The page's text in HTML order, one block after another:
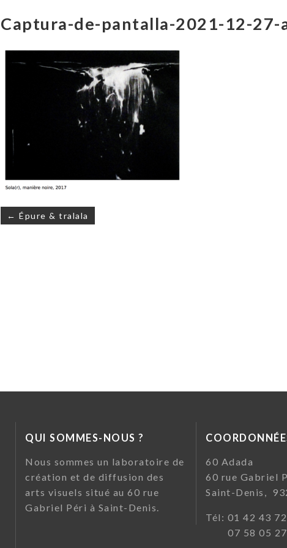
Captura-de-pantalla-2021-12-27-
Navigation
de
← Épure & tralala
QUI SOMMES-NOUS ?
Nous sommes un laboratoire de
création et de diffusion des
arts visuels situé au 60 rue
Gabriel Péri à Saint-Denis.
60
60 rue
Saint-Denis,
Tél: 01 42
07 58 05 27